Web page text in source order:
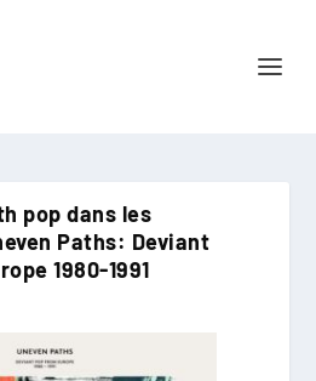
pop dans les
Paths: Deviant
1980-1991